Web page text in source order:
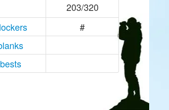
203/320
#